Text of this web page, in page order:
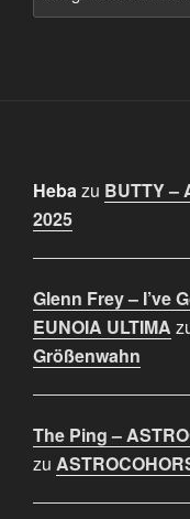
Hebazu BUTTY –
2025
Glenn Frey – I’ve
EUNOIA ULTIMA
Größenwahn
The Ping –
zu